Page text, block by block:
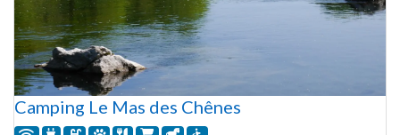
Camping Le Mas des Chênes